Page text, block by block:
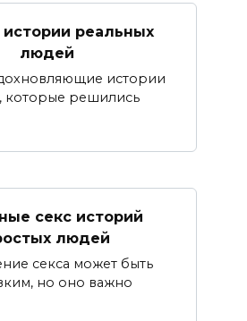
реальных
людей
истории
которые решились
секс историй
людей
секса может быть
но оно важно